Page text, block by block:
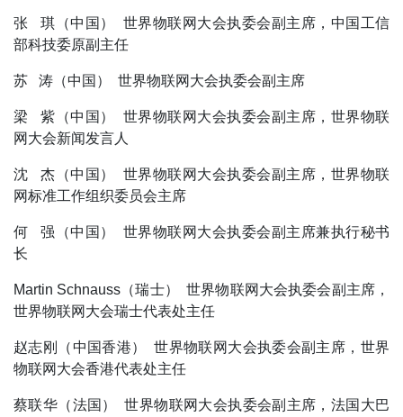
张 琪（中国） 世界物联网大会执委会副主席，中国工信
部科技委原副主任
苏 涛（中国） 世界物联网大会执委会副主席
梁 紫（中国） 世界物联网大会执委会副主席，世界物联
网大会新闻发言人
沈 杰（中国） 世界物联网大会执委会副主席，世界物联
网标准工作组织委员会主席
何 强（中国） 世界物联网大会执委会副主席兼执行秘书
长
Martin Schnauss（瑞士） 世界物联网大会执委会副主席，
世界物联网大会瑞士代表处主任
赵志刚（中国香港） 世界物联网大会执委会副主席，世界
物联网大会香港代表处主任
蔡联华（法国） 世界物联网大会执委会副主席，法国大巴